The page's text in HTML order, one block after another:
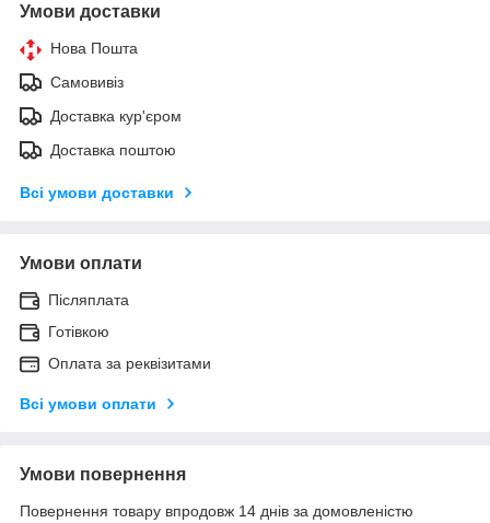
Умови доставки
Нова Пошта
Самовивіз
Доставка кур'єром
Доставка поштою
Всі умови доставки
Умови оплати
Післяплата
Готівкою
Оплата за реквізитами
Всі умови оплати
Умови повернення
Повернення товару впродовж 14 днів за домовленістю